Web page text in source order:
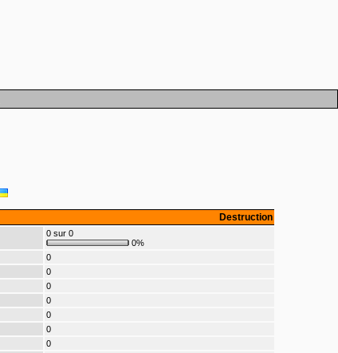
Destruction
0 sur 0
0%
0
0
0
0
0
0
0